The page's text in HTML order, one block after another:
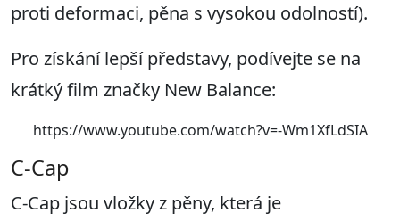
proti deformaci, pěna s vysokou odolností).
Pro získání lepší představy, podívejte se na
krátký film značky New Balance:
https://www.youtube.com/watch?v=-Wm1XfLdSIA
C-Cap
C-Cap jsou vložky z pěny, která je